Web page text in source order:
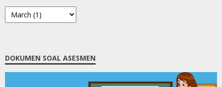
DOKUMEN SOAL ASESMEN